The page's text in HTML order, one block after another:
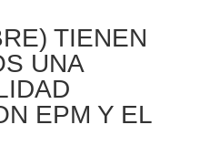
TIENEN
UNA
EPM Y EL